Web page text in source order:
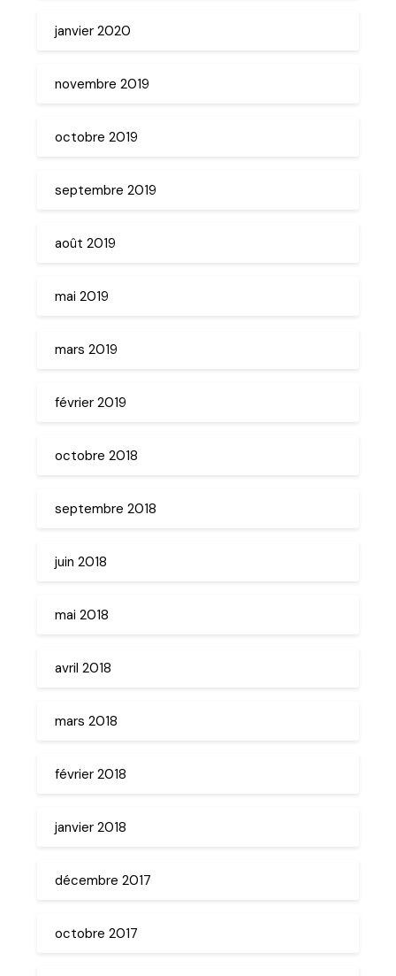
janvier 2020
novembre 2019
octobre 2019
septembre 2019
août 2019
mai 2019
mars 2019
février 2019
octobre 2018
septembre 2018
juin 2018
mai 2018
avril 2018
mars 2018
février 2018
janvier 2018
décembre 2017
octobre 2017